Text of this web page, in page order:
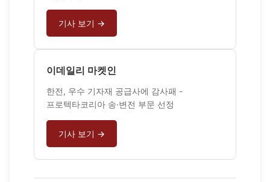
기사 보기 →
이데일리 마켓인
한전, 우수 기자재 공급사에 감사패 -
프로텍타코리아 송·변전 부문 선정
기사 보기 →